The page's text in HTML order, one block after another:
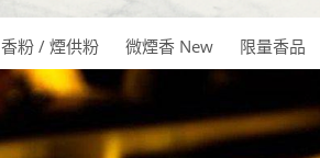
香粉 / 煙供粉 微煙香 New 限量香品